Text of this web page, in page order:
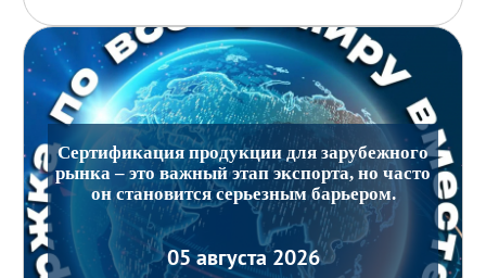
Сертификация продукции для зарубежного
рынка – это важный этап экспорта, но часто
он становится серьезным барьером.
05 августа 2026